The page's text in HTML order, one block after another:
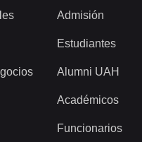
Admisión
Estudiantes
Alumni UAH
Académicos
Funcionarios